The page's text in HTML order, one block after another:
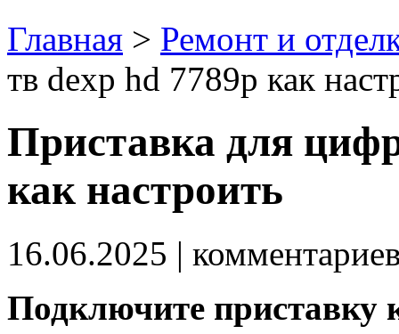
Главная > Ремонт и
тв dexp hd 7789p как
Приставка для
как настроить
16.06.2025 |
Подключите приставку